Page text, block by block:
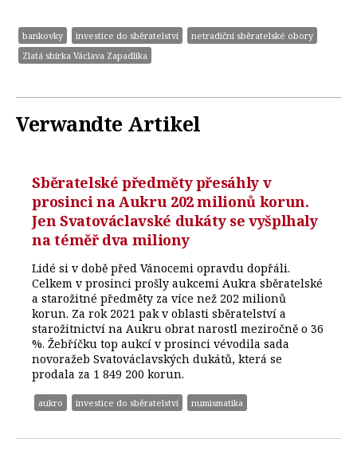
bankovky investice do sběratelství
netradiční sběratelské obory
Zlatá sbírka Václava Zapadlíka
Verwandte Artikel
Sběratelské předměty přesáhly v
prosinci na Aukru 202 milionů korun.
Jen Svatováclavské dukáty se vyšplhaly
na téměř dva miliony
Lidé si v době před Vánocemi opravdu dopřáli.
Celkem v prosinci prošly aukcemi Aukra sběratelské
a starožitné předměty za více než 202 milionů
korun. Za rok 2021 pak v oblasti sběratelství a
starožitnictví na Aukru obrat narostl meziročně o 36
%. Žebříčku top aukcí v prosinci vévodila sada
novoražeb Svatováclavských dukátů, která se
prodala za 1 849 200 korun.
aukro investice do sběratelství numismatika